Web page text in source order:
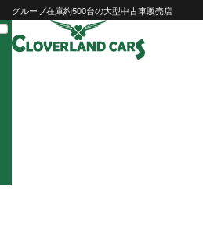
Skip
to
content
グループ在庫約500台の大型中古車販売店